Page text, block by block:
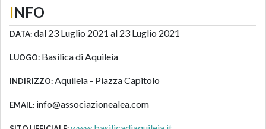
INFO
DATA:dal 23 Luglio 2021 al 23 Luglio 2021
LUOGO: Basilica di Aquileia
INDIRIZZO:Aquileia - Piazza Capitolo
EMAIL: info@associazionealea.com